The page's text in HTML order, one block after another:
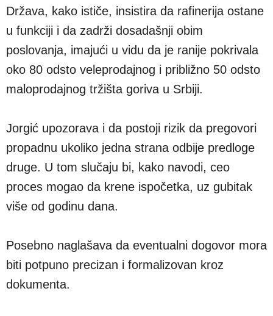
Država, kako ističe, insistira da rafinerija ostane
u funkciji i da zadrži dosadašnji obim
poslovanja, imajući u vidu da je ranije pokrivala
oko 80 odsto veleprodajnog i približno 50 odsto
maloprodajnog tržišta goriva u Srbiji.
Jorgić upozorava i da postoji rizik da pregovori
propadnu ukoliko jedna strana odbije predloge
druge. U tom slučaju bi, kako navodi, ceo
proces mogao da krene ispočetka, uz gubitak
više od godinu dana.
Posebno naglašava da eventualni dogovor mora
biti potpuno precizan i formalizovan kroz
dokumenta.